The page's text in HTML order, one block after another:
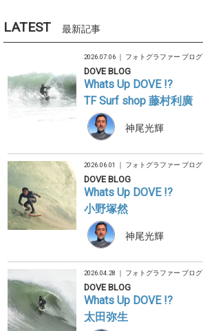
LATEST 最新記事
2026.07.06 ｜ フォトグラファー ブログ
DOVE BLOG
Whats Up DOVE !?
TF Surf shop 藤村利廣
神尾光輝
2026.06.01 ｜ フォトグラファー ブログ
DOVE BLOG
Whats Up DOVE !?
小野塚然
神尾光輝
2026.04.28 ｜ フォトグラファー ブログ
DOVE BLOG
Whats Up DOVE !?
太田弥生